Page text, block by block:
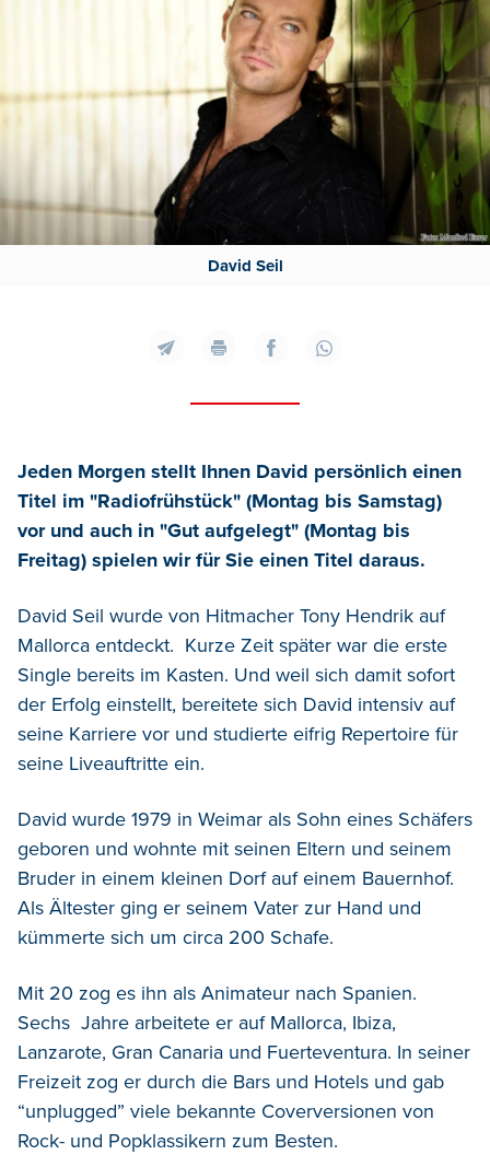
David Seil
Jeden Morgen stellt Ihnen David persönlich einen
Titel im "Radiofrühstück" (Montag bis Samstag)
vor und auch in "Gut aufgelegt" (Montag bis
Freitag) spielen wir für Sie einen Titel daraus.
David Seil wurde von Hitmacher Tony Hendrik auf
Mallorca entdeckt. Kurze Zeit später war die erste
Single bereits im Kasten. Und weil sich damit sofort
der Erfolg einstellt, bereitete sich David intensiv auf
seine Karriere vor und studierte eifrig Repertoire für
seine Liveauftritte ein.
David wurde 1979 in Weimar als Sohn eines Schäfers
geboren und wohnte mit seinen Eltern und seinem
Bruder in einem kleinen Dorf auf einem Bauernhof.
Als Ältester ging er seinem Vater zur Hand und
kümmerte sich um circa 200 Schafe.
Mit 20 zog es ihn als Animateur nach Spanien.
Sechs Jahre arbeitete er auf Mallorca, Ibiza,
Lanzarote, Gran Canaria und Fuerteventura. In seiner
Freizeit zog er durch die Bars und Hotels und gab
“unplugged” viele bekannte Coverversionen von
Rock- und Popklassikern zum Besten.